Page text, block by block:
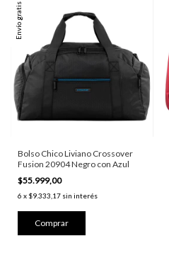
Envío gratis
Bolso Chico Liviano Crossover
Fusion 20904 Negro con Azul
$55.999,00
6 x $9.333,17 sin interés